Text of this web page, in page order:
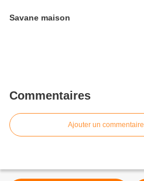
Savane maison
Commentaires
Ajouter un commentaire